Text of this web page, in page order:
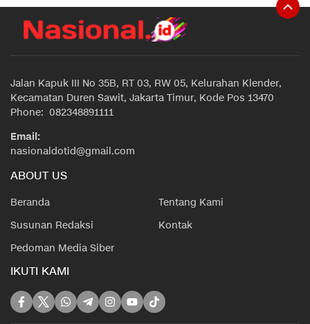
Jalan Kapuk III No 35B, RT 03, RW 05, Kelurahan Klender,
Kecamatan Duren Sawit, Jakarta Timur, Kode Pos 13470
Phone: 082348891111
Email:
nasionaldotid@gmail.com
ABOUT US
Beranda
Tentang Kami
Susunan Redaksi
Kontak
Pedoman Media Siber
IKUTI KAMI